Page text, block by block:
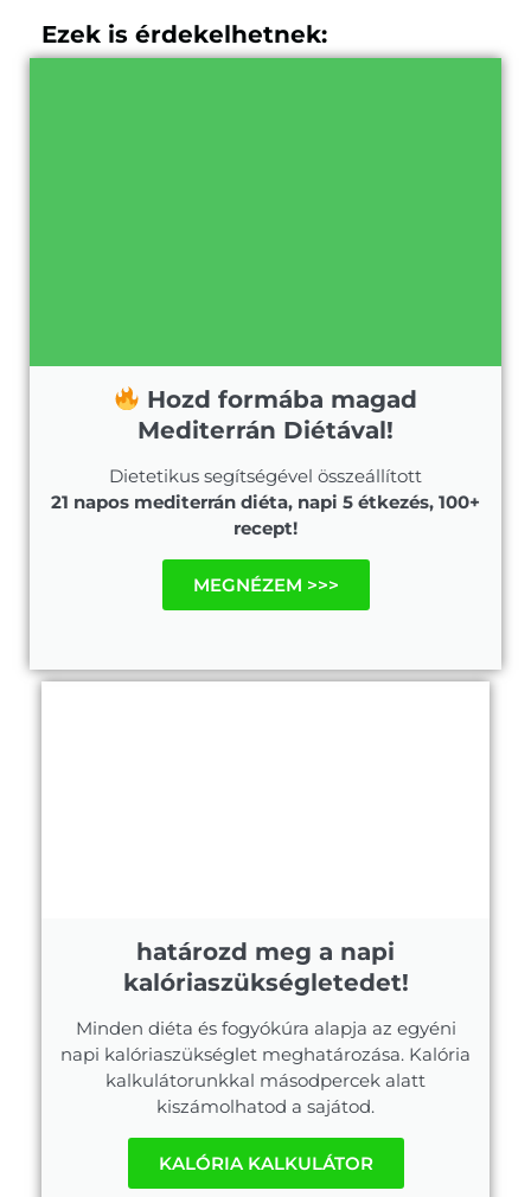
Ezek is érdekelhetnek:
Hozd formába magad
Mediterrán Diétával!
Dietetikus segítségével összeállított
21 napos mediterrán diéta, napi 5 étkezés, 100+
recept!
MEGNÉZEM >>>
határozd meg a napi
kalóriaszükségletedet!
Minden diéta és fogyókúra alapja az egyéni
napi kalóriaszükséglet meghatározása. Kalória
kalkulátorunkkal másodpercek alatt
kiszámolhatod a sajátod.
KALÓRIA KALKULÁTOR